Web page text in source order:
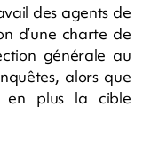
des agents de
d’une charte de
générale au
alors que
en plus la cible